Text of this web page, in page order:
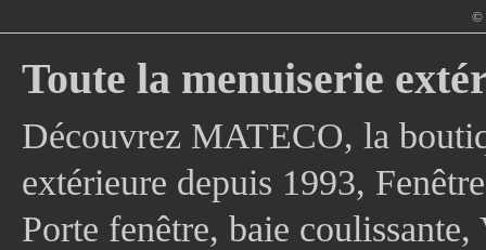
©
Toute la menuiserie
Découvrez MATECO, la
extérieure depuis 1993,
Porte fenêtre, baie